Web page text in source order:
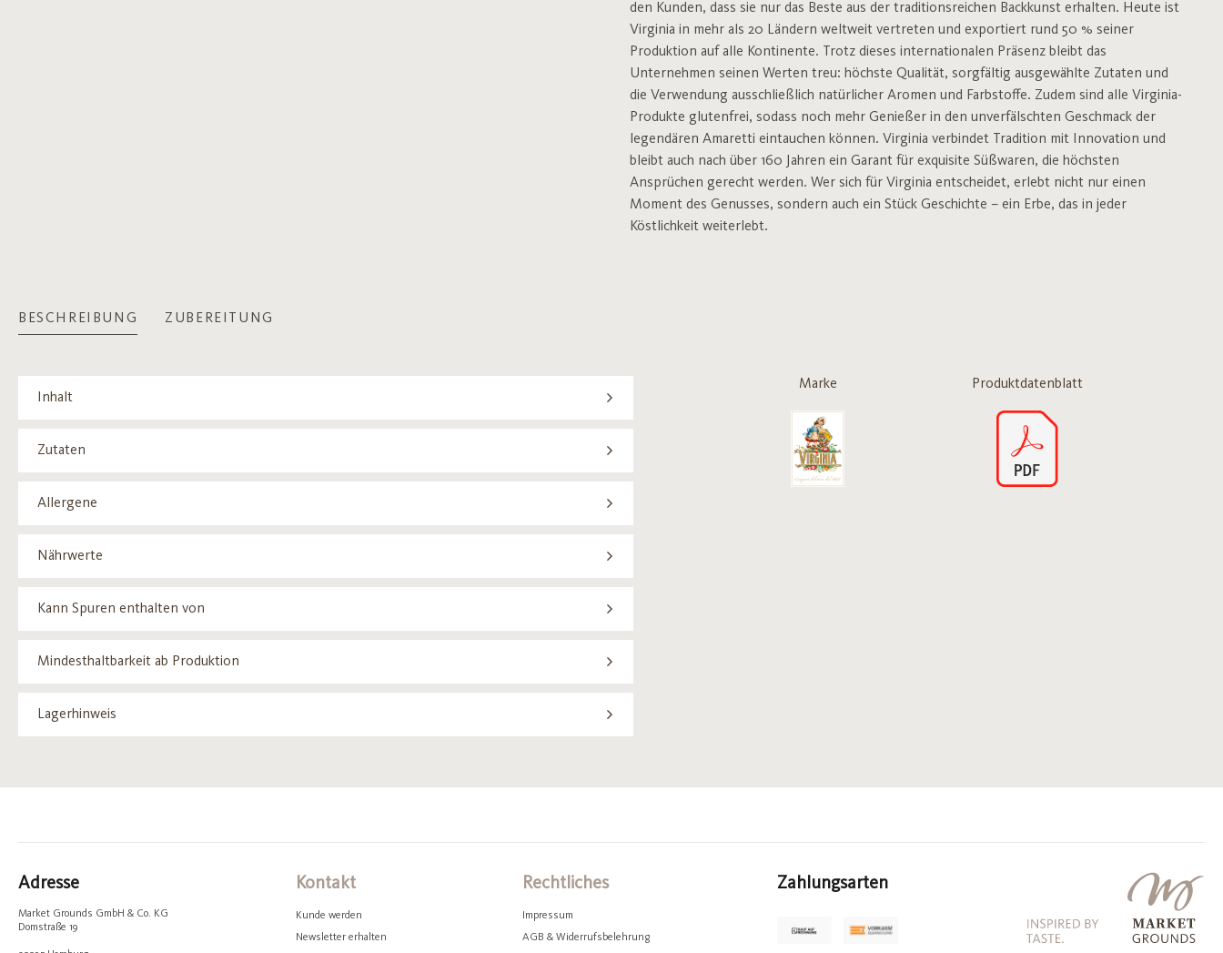
den Kunden, dass sie nur das Beste aus der traditionsreichen Backkunst erhalten. Heute ist
Virginia in mehr als 20 Ländern weltweit vertreten und exportiert rund 50 % seiner
Produktion auf alle Kontinente. Trotz dieses internationalen Präsenz bleibt das
Unternehmen seinen Werten treu: höchste Qualität, sorgfältig ausgewählte Zutaten und
die Verwendung ausschließlich natürlicher Aromen und Farbstoffe. Zudem sind alle Virginia-
Produkte glutenfrei, sodass noch mehr Genießer in den unverfälschten Geschmack der
legendären Amaretti eintauchen können. Virginia verbindet Tradition mit Innovation und
bleibt auch nach über 160 Jahren ein Garant für exquisite Süßwaren, die höchsten
Ansprüchen gerecht werden. Wer sich für Virginia entscheidet, erlebt nicht nur einen
Moment des Genusses, sondern auch ein Stück Geschichte – ein Erbe, das in jeder
Köstlichkeit weiterlebt.
BESCHREIBUNG ZUBEREITUNG
Inhalt
Zutaten
Allergene
Nährwerte
Kann Spuren enthalten von
Mindesthaltbarkeit ab Produktion
Lagerhinweis
Marke Produktdatenblatt
Adresse
Market Grounds GmbH & Co. KG
Domstraße 19
Kontakt
Kunde werden
Newsletter erhalten
Rechtliches
Impressum
AGB & Widerrufsbelehrung
Zahlungsarten